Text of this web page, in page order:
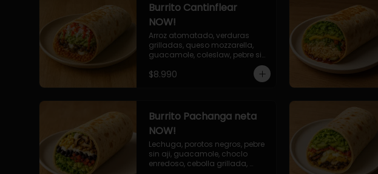
Burrito Cantinflear
NOW!
Arroz atomatado, verduras
grilladas, queso mozzarella,
guacamole, coleslaw, pebre sin
$8.990
Burrito Pachanga neta
NOW!
Lechuga, porotos negros, pebre
sin aji, guacamole, choclo
enredoso, cebolla grillada,